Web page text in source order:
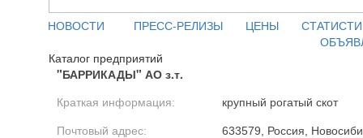
НОВОСТИ ПРЕСС-РЕЛИЗЫ ЦЕНЫ
Каталог предприятий
"БАРРИКАДЫ" АО з.т.
Краткая информация: крупный рогатый скот
Почтовый адрес:
633579, Россия,